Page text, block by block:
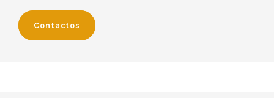
Contactos